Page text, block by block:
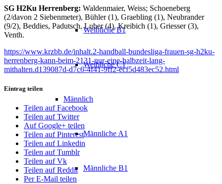
Weibliche B1
Weibliche C1
Männlich
Männliche A1
Männliche B1
SG H2Ku Herrenberg: Waldenmaier, Weiss; Schoeneberg
(2/davon 2 Siebenmeter), Bühler (1), Graebling (1), Neubrander
(9/2), Beddies, Padutsch, Luber (4), Kreibich (1), Griesser (3),
Venth.
https://www.krzbb.de/inhalt.2-handball-bundesliga-frauen-sg-h2ku-
herrenberg-kann-beim-2131-nur-eine-halbzeit-lang-
mithalten.d139087d-d7c6-4f41-9ff2-ecf5d483ec52.html
Eintrag teilen
Teilen auf Facebook
Teilen auf Twitter
Auf Google+ teilen
Teilen auf Pinterest
Teilen auf Linkedin
Teilen auf Tumblr
Teilen auf Vk
Teilen auf Reddit
Per E-Mail teilen